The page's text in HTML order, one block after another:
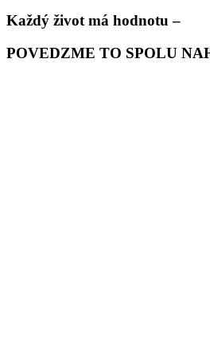
Každý život má hodnotu –
POVEDZME TO SPOLU